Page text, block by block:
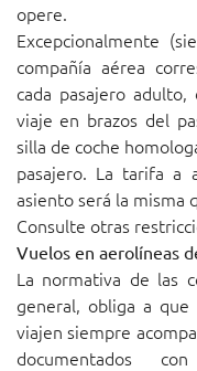
opere.
Excepcionalmente
compañía aérea
cada pasajero
viaje en brazos del
silla de coche
pasajero. La tarifa a
asiento será la misma
Consulte otras
Vuelos en aerolíneas
La normativa de las
general, obliga a
viajen siempre
documentados